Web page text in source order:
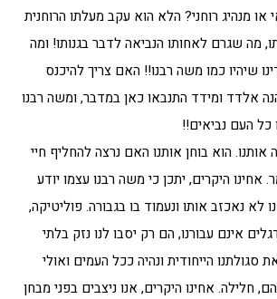
מנהיג רוחני? הלא הוא עקב מעלתו הרוחנית
מה שגרם לאחותו הנביאה לדבר בגנותו! ומה
שיהיו כמו משה רבנו!! האם צריך להיכנס
אלדד ומידד התנבאו כאן במדבר, ומשה רבנו
כל העם נביאים!!
אותנו. הוא בוחן אותנו האם נרצה להחליף חיי
אחינו היקרים, יתכן כי משה רבנו עצמו יודע
לא נאכזב אותו ונעמוד בו בגבורה. פוליטיקה,
אינם עבורנו, הם רק יסבו לנו נזק בלתי
סגולתנו הייחודית ונהיה ככל העמים ואולי
חלילה. אחינו היקרים, אנו ניצבים בפני מבחן